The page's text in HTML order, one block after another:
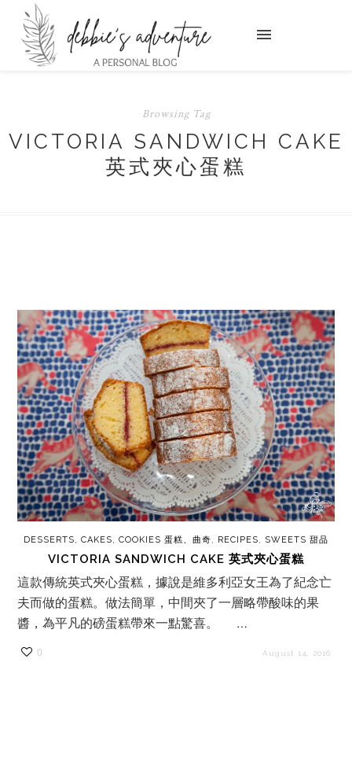
Browsing Tag
VICTORIA SANDWICH CAKE
英式夾心蛋糕
DESSERTS, CAKES, COOKIES 蛋糕、曲奇, RECIPES, SWEETS 甜品
VICTORIA SANDWICH CAKE 英式夾心蛋糕
這款傳統英式夾心蛋糕，據說是維多利亞女王為了紀念亡
夫而做的蛋糕。做法簡單，中間夾了一層略帶酸味的果
醬，為平凡的磅蛋糕帶來一點驚喜。 …
0 August 14, 2016